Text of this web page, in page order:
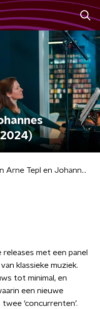
Sven Arne Tepl en Johannes Leertouwer (12 mei 2024)
met een panel
klassieke muziek.
tot minimal, en
een nieuwe
‘concurrenten’.